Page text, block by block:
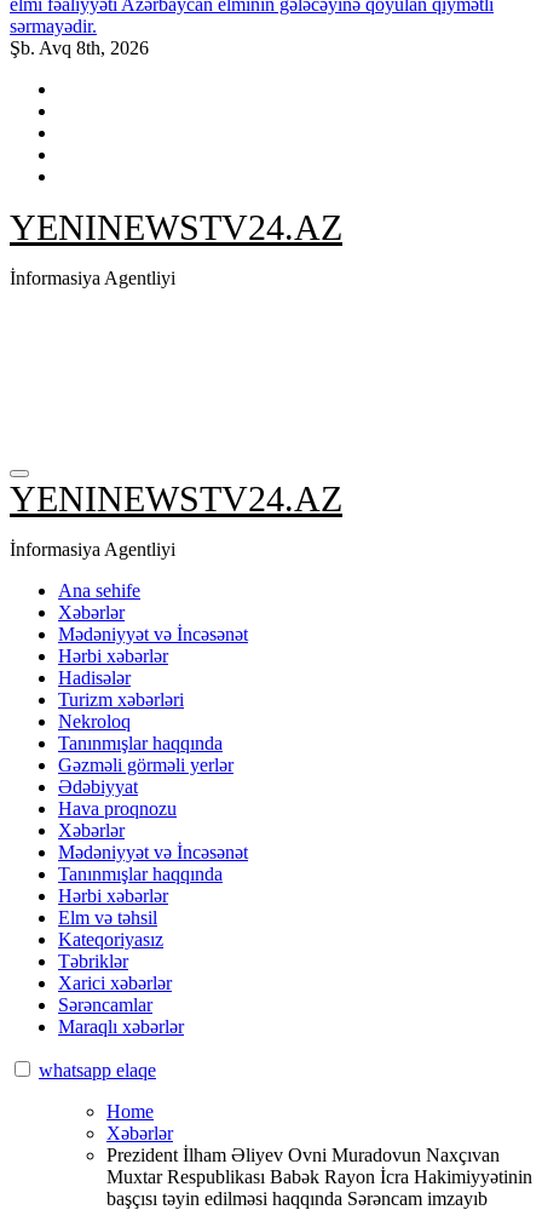
sərmayədir.
Şb. Avq 8th, 2026
YENINEWSTV24.AZ
İnformasiya Agentliyi
YENINEWSTV24.AZ
İnformasiya Agentliyi
Ana sehife
Xəbərlər
Mədəniyyət və İncəsənət
Hərbi xəbərlər
Hadisələr
Turizm xəbərləri
Nekroloq
Tanınmışlar haqqında
Gəzməli görməli yerlər
Ədəbiyyat
Hava proqnozu
Xəbərlər
Mədəniyyət və İncəsənət
Tanınmışlar haqqında
Hərbi xəbərlər
Elm və təhsil
Kateqoriyasız
Təbriklər
Xarici xəbərlər
Sərəncamlar
Maraqlı xəbərlər
whatsapp elaqe
Home
Xəbərlər
Prezident İlham Əliyev Ovni Muradovun Naxçıvan
Muxtar Respublikası Babək Rayon İcra Hakimiyyətinin
başçısı təyin edilməsi haqqında Sərəncam imzayıb